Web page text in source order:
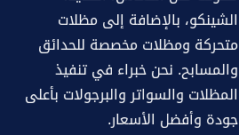
الشينكو، بالإضافة إلى مظلات
متحركة ومظلات مخصصة للحدائق
والمسابح. نحن خبراء في تنفيذ
المظلات والسواتر والبرجولات بأعلى
جودة وأفضل الأسعار.